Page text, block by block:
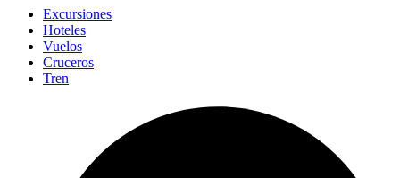
Excursiones
Hoteles
Vuelos
Cruceros
Tren